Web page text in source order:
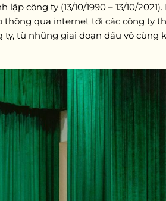
công ty (13/10/1990 – 13/10/2021).
thông qua internet tới các công ty
ty, từ những giai đoạn đầu vô cùng